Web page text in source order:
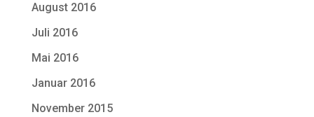
August 2016
Juli 2016
Mai 2016
Januar 2016
November 2015